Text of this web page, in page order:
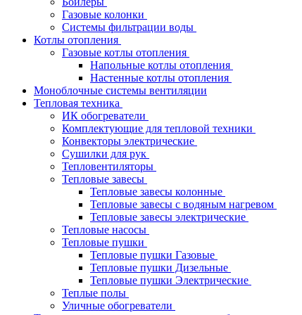
Газовые колонки
Системы фильтрации воды
Котлы отопления
Газовые котлы отопления
Напольные котлы отопления
Настенные котлы отопления
Моноблочные системы вентиляции
Тепловая техника
ИК обогреватели
Комплектующие для тепловой техники
Конвекторы электрические
Сушилки для рук
Тепловентиляторы
Тепловые завесы
Тепловые завесы колонные
Тепловые завесы с водяным нагревом
Тепловые завесы электрические
Тепловые насосы
Тепловые пушки
Тепловые пушки Газовые
Тепловые пушки Дизельные
Тепловые пушки Электрические
Теплые полы
Уличные обогреватели